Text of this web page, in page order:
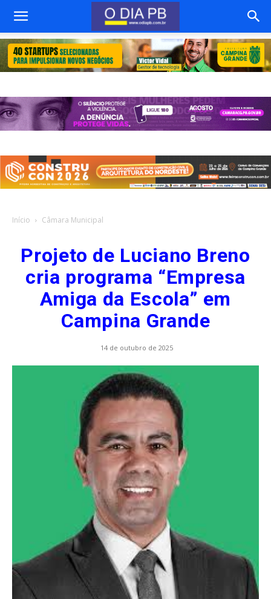
Início Câmara Municipal
Projeto de Luciano Breno
cria programa “Empresa
Amiga da Escola” em
Campina Grande
14 de outubro de 2025